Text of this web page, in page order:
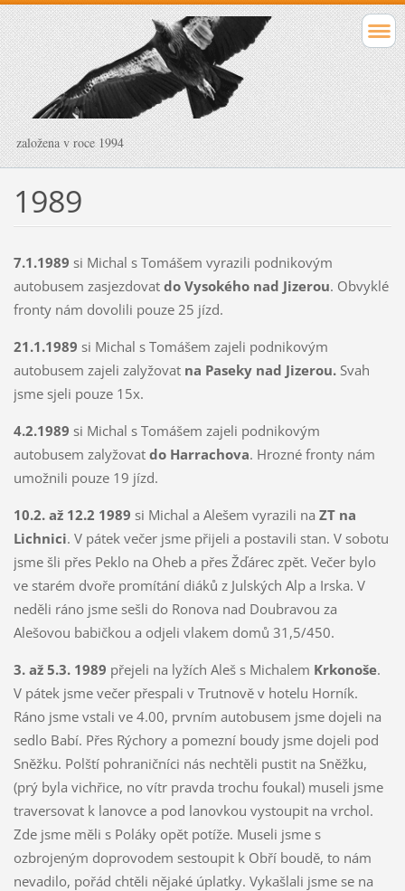
založena v roce 1994
1989
7.1.1989 si Michal s Tomášem vyrazili podnikovým
autobusem zasjezdovat do Vysokého nad Jizerou. Obvyklé
fronty nám dovolili pouze 25 jízd.
21.1.1989 si Michal s Tomášem zajeli podnikovým
autobusem zajeli zalyžovat na Paseky nad Jizerou.Svah
jsme sjeli pouze 15x.
4.2.1989 si Michal s Tomášem zajeli podnikovým
autobusem zalyžovat do Harrachova. Hrozné fronty nám
umožnili pouze 19 jízd.
10.2. až 12.2 1989 si Michal a Alešem vyrazili na ZT na
Lichnici. V pátek večer jsme přijeli a postavili stan. V sobotu
jsme šli přes Peklo na Oheb a přes Žďárec zpět. Večer bylo
ve starém dvoře promítání diáků z Julských Alp a Irska. V
neděli ráno jsme sešli do Ronova nad Doubravou za
Alešovou babičkou a odjeli vlakem domů 31,5/450.
3. až 5.3. 1989 přejeli na lyžích Aleš s Michalem Krkonoše.
V pátek jsme večer přespali v Trutnově v hotelu Horník.
Ráno jsme vstali ve 4.00, prvním autobusem jsme dojeli na
sedlo Babí. Přes Rýchory a pomezní boudy jsme dojeli pod
Sněžku. Polští pohraničníci nás nechtěli pustit na Sněžku,
(prý byla vichřice, no vítr pravda trochu foukal) museli jsme
traversovat k lanovce a pod lanovkou vystoupit na vrchol.
Zde jsme měli s Poláky opět potíže. Museli jsme s
ozbrojeným doprovodem sestoupit k Obří boudě, to nám
nevadilo, pořád chtěli nějaké úplatky. Vykašlali jsme se na